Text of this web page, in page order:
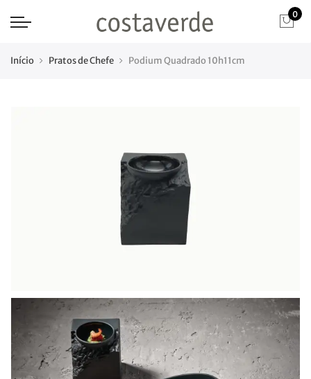
0
Início Pratos de Chefe Podium Quadrado 10h11cm